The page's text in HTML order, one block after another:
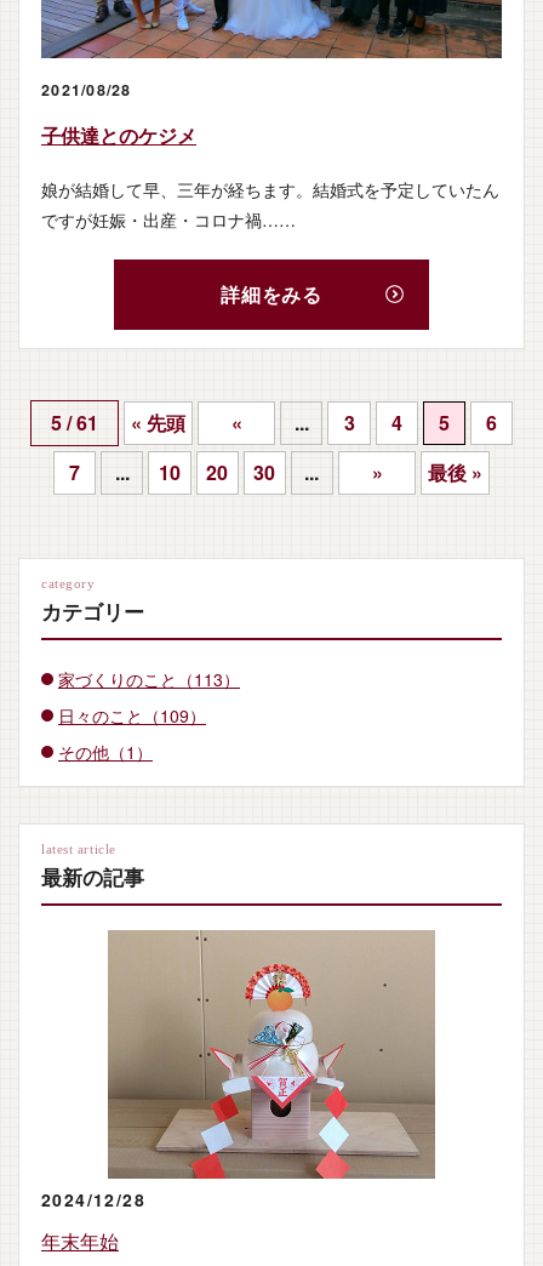
2021/08/28
子供達とのケジメ
娘が結婚して早、三年が経ちます。結婚式を予定していたん
ですが妊娠・出産・コロナ禍……
詳細をみる
5 / 61 « 先頭 « ... 3 4 5
6
7
... 10 20 30 ... » 最後 »
category
カテゴリー
家づくりのこと（113）
日々のこと（109）
その他（1）
latest article
最新の記事
2024/12/28
年末年始